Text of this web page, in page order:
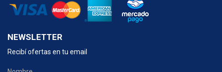
NEWSLETTER
Recibí ofertas en tu email